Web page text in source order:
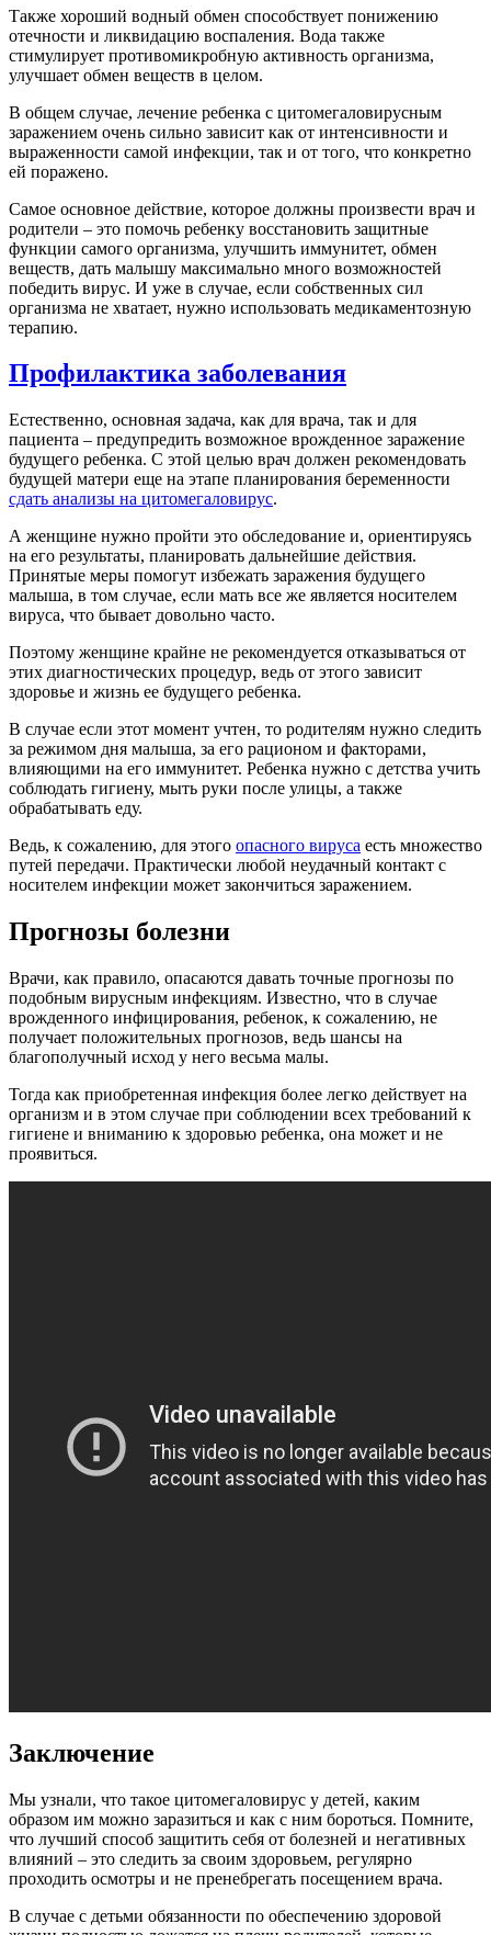
Также хороший водный обмен способствует понижению
отечности и ликвидацию воспаления. Вода также
стимулирует противомикробную активность организма,
улучшает обмен веществ в целом.
В общем случае, лечение ребенка с цитомегаловирусным
заражением очень сильно зависит как от интенсивности и
выраженности самой инфекции, так и от того, что конкретно
ей поражено.
Самое основное действие, которое должны произвести врач и
родители – это помочь ребенку восстановить защитные
функции самого организма, улучшить иммунитет, обмен
веществ, дать малышу максимально много возможностей
победить вирус. И уже в случае, если собственных сил
организма не хватает, нужно использовать медикаментозную
терапию.
Профилактика заболевания
Естественно, основная задача, как для врача, так и для
пациента – предупредить возможное врожденное заражение
будущего ребенка. С этой целью врач должен рекомендовать
будущей матери еще на этапе планирования беременности
сдать анализы на цитомегаловирус.
А женщине нужно пройти это обследование и, ориентируясь
на его результаты, планировать дальнейшие действия.
Принятые меры помогут избежать заражения будущего
малыша, в том случае, если мать все же является носителем
вируса, что бывает довольно часто.
Поэтому женщине крайне не рекомендуется отказываться от
этих диагностических процедур, ведь от этого зависит
здоровье и жизнь ее будущего ребенка.
В случае если этот момент учтен, то родителям нужно следить
за режимом дня малыша, за его рационом и факторами,
влияющими на его иммунитет. Ребенка нужно с детства учить
соблюдать гигиену, мыть руки после улицы, а также
обрабатывать еду.
Ведь, к сожалению, для этого опасного вируса есть множество
путей передачи. Практически любой неудачный контакт с
носителем инфекции может закончиться заражением.
Прогнозы болезни
Врачи, как правило, опасаются давать точные прогнозы по
подобным вирусным инфекциям. Известно, что в случае
врожденного инфицирования, ребенок, к сожалению, не
получает положительных прогнозов, ведь шансы на
благополучный исход у него весьма малы.
Тогда как приобретенная инфекция более легко действует на
организм и в этом случае при соблюдении всех требований к
гигиене и вниманию к здоровью ребенка, она может и не
проявиться.
Заключение
Мы узнали, что такое цитомегаловирус у детей, каким
образом им можно заразиться и как с ним бороться. Помните,
что лучший способ защитить себя от болезней и негативных
влияний – это следить за своим здоровьем, регулярно
проходить осмотры и не пренебрегать посещением врача.
В случае с детьми обязанности по обеспечению здоровой